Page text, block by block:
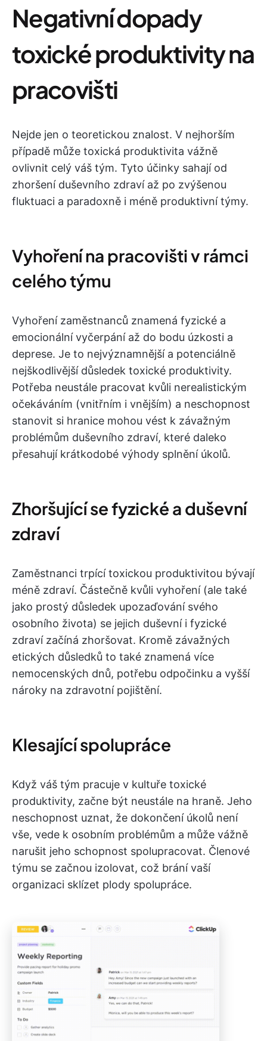
Negativní dopady
toxické produktivity na
pracovišti
Nejde jen o teoretickou znalost. V nejhorším
případě může toxická produktivita vážně
ovlivnit celý váš tým. Tyto účinky sahají od
zhoršení duševního zdraví až po zvýšenou
fluktuaci a paradoxně i méně produktivní týmy.
Vyhoření na pracovišti v rámci
celého týmu
Vyhoření zaměstnanců znamená fyzické a
emocionální vyčerpání až do bodu úzkosti a
deprese. Je to nejvýznamnější a potenciálně
nejškodlivější důsledek toxické produktivity.
Potřeba neustále pracovat kvůli nerealistickým
očekáváním (vnitřním i vnějším) a neschopnost
stanovit si hranice mohou vést k závažným
problémům duševního zdraví, které daleko
přesahují krátkodobé výhody splnění úkolů.
Zhoršující se fyzické a duševní
zdraví
Zaměstnanci trpící toxickou produktivitou bývají
méně zdraví. Částečně kvůli vyhoření (ale také
jako prostý důsledek upozaďování svého
osobního života) se jejich duševní i fyzické
zdraví začíná zhoršovat. Kromě závažných
etických důsledků to také znamená více
nemocenských dnů, potřebu odpočinku a vyšší
nároky na zdravotní pojištění.
Klesající spolupráce
Když váš tým pracuje v kultuře toxické
produktivity, začne být neustále na hraně. Jeho
neschopnost uznat, že dokončení úkolů není
vše, vede k osobním problémům a může vážně
narušit jeho schopnost spolupracovat. Členové
týmu se začnou izolovat, což brání vaší
organizaci sklízet plody spolupráce.